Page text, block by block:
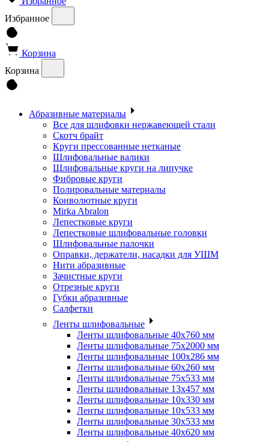
Избранное
Корзина
Корзина
Абразивные материалы
Все для шлифовки нержавеющей стали
Скотч брайт
Круги прессованные нетканые
Шлифовальные валики
Шлифовальные круги на липучке
Фибровые круги
Полировальные материалы
Конволютные круги
Mirka Abralon
Лепестковые круги
Лепестковые шлифовальные головки
Шлифовальные палочки
Оправки, держатели, насадки для УШМ
Нити абразивные
Зачистные круги
Отрезные круги
Губки абразивные
Салфетки
Ленты шлифовальные
Ленты шлифовальные 40х760 мм
Ленты шлифовальные 75х2000 мм
Ленты шлифовальные 100х286 мм
Ленты шлифовальные 60х260 мм
Ленты шлифовальные 75х533 мм
Ленты шлифовальные 13х457 мм
Ленты шлифовальные 10х330 мм
Ленты шлифовальные 10х533 мм
Ленты шлифовальные 30х533 мм
Ленты шлифовальные 40х620 мм